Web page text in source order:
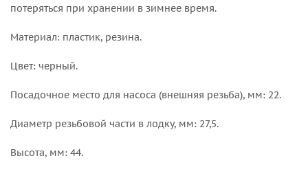
потеряться при хранении в зимнее время.
Материал: пластик, резина.
Цвет: черный.
Посадочное место для насоса (внешняя резьба), мм: 22.
Диаметр резьбовой части в лодку, мм: 27,5.
Высота, мм: 44.